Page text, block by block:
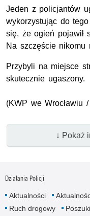
Jeden z policjantów
wykorzystując do
się, że ogień pojawił
Na szczęście nikomu
Przybyli na miejsce
skutecznie ugaszony.
(KWP we Wrocławiu
↓ Pokaż
Działania Policji
Aktualności
Ruch drogowy